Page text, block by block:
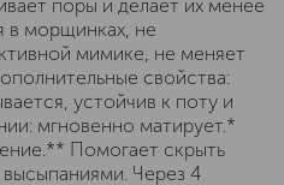
поры и делает их менее
в морщинках, не
мимике, не меняет
свойства:
устойчив к поту и
мгновенно матирует.*
Помогает скрыть
Через 4